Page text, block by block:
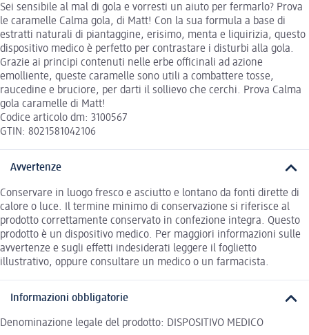
Sei sensibile al mal di gola e vorresti un aiuto per fermarlo? Prova
le caramelle Calma gola, di Matt! Con la sua formula a base di
estratti naturali di piantaggine, erisimo, menta e liquirizia, questo
dispositivo medico è perfetto per contrastare i disturbi alla gola.
Grazie ai principi contenuti nelle erbe officinali ad azione
emolliente, queste caramelle sono utili a combattere tosse,
raucedine e bruciore, per darti il sollievo che cerchi. Prova Calma
gola caramelle di Matt!
Codice articolo dm: 3100567
GTIN: 8021581042106
Avvertenze
Conservare in luogo fresco e asciutto e lontano da fonti dirette di
calore o luce. Il termine minimo di conservazione si riferisce al
prodotto correttamente conservato in confezione integra. Questo
prodotto è un dispositivo medico. Per maggiori informazioni sulle
avvertenze e sugli effetti indesiderati leggere il foglietto
illustrativo, oppure consultare un medico o un farmacista.
Informazioni obbligatorie
Denominazione legale del prodotto: DISPOSITIVO MEDICO